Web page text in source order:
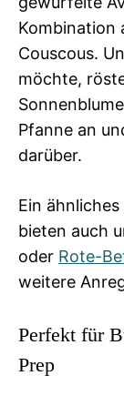
Kombination
Couscous.
möchte,
Pfanne an
darüber.
Ein
bieten auch
oder Rote-
weitere
Perfekt für
Prep